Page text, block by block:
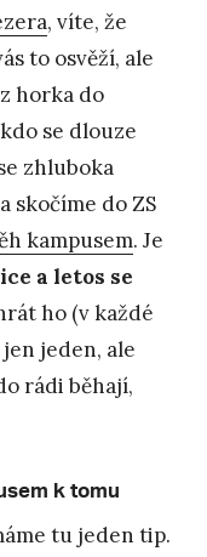
, víte, že
to osvěží, ale
horka do
se dlouze
zhluboka
skočíme do ZS
kampusem. Je
a letos se
ho (v každé
jeden, ale
rádi běhají,
k tomu
tu jeden tip.